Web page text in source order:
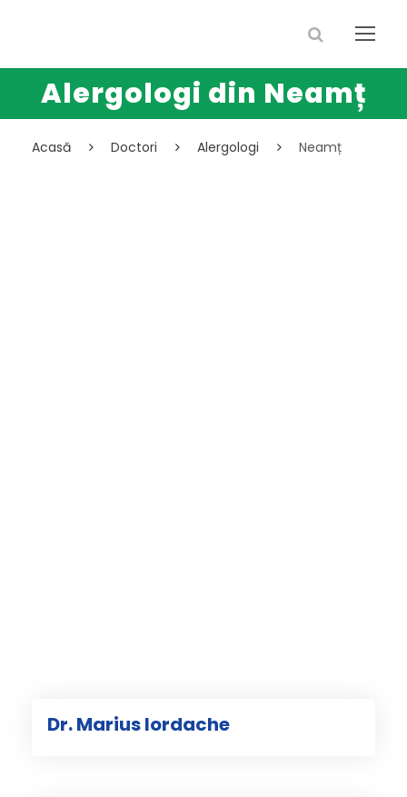
Alergologi din Neamț
Acasă Doctori Alergologi Neamț
Dr. Marius Iordache